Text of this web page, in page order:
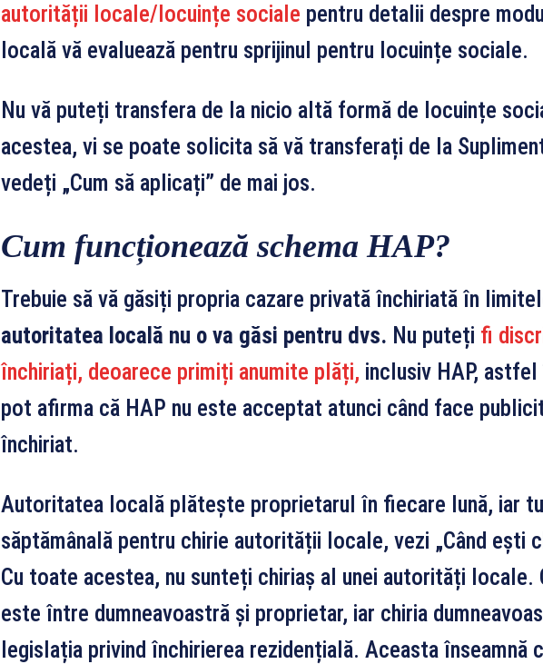
autorității locale/locuințe sociale pentru detalii despre
locală vă evaluează pentru sprijinul pentru locuințe sociale.
Nu vă puteți transfera de la nicio altă formă de locuințe
acestea, vi se poate solicita să vă transferați de la
vedeți „Cum să aplicați” de mai jos.
Cum funcționează schema HAP?
Trebuie să vă găsiți propria cazare privată închiriată în
autoritatea locală nu o va găsi pentru dvs. Nu puteți fi
închiriați, deoarece primiți anumite plăți, inclusiv HAP,
pot afirma că HAP nu este acceptat atunci când face
închiriat.
Autoritatea locală plătește proprietarul în fiecare lună, iar
săptămânală pentru chirie autorității locale, vezi „Când ești
Cu toate acestea, nu sunteți chiriaș al unei autorități
este între dumneavoastră și proprietar, iar chiria
legislația privind închirierea rezidențială. Aceasta înseamnă